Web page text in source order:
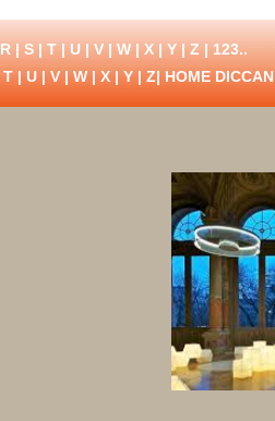
R|S|T|U|V|W|X|Y|Z|123..
T | U | V| W| X | Y | Z| HOME DICCAN